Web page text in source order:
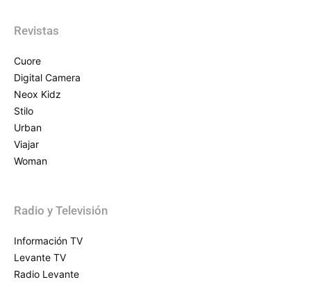
Revistas
Cuore
Digital Camera
Neox Kidz
Stilo
Urban
Viajar
Woman
Radio y Televisión
Información TV
Levante TV
Radio Levante